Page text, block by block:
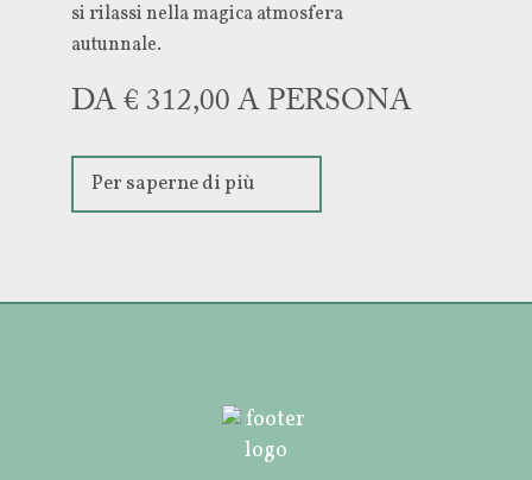
si rilassi nella magica atmosfera
autunnale.
DA € 312,00 A PERSONA
Per saperne di più